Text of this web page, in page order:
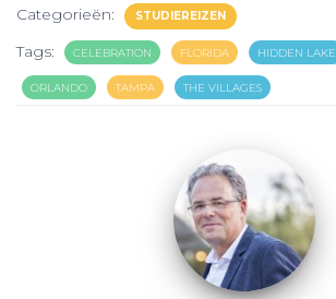
Categorieën: STUDIEREIZEN
Tags: CELEBRATION FLORIDA HIDDEN LAKE
ORLANDO TAMPA THE VILLAGES